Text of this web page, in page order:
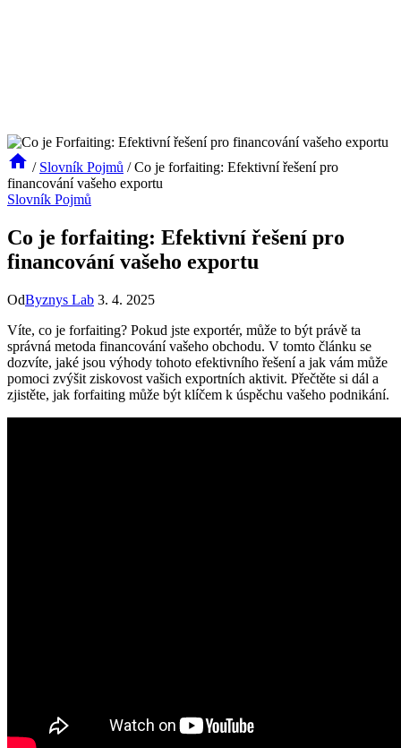
/ Slovník Pojmů / Co je forfaiting: Efektivní řešení pro
financování vašeho exportu
Slovník Pojmů
Co je forfaiting: Efektivní řešení pro
financování vašeho exportu
OdByznys Lab 3. 4. 2025
Víte, co je forfaiting? Pokud jste exportér, může to být právě ta
správná metoda financování vašeho obchodu. V tomto článku se
dozvíte, jaké jsou výhody tohoto efektivního řešení a jak vám může
pomoci zvýšit ziskovost vašich exportních aktivit. Přečtěte si dál a
zjistěte, jak forfaiting může být klíčem k úspěchu vašeho podnikání.